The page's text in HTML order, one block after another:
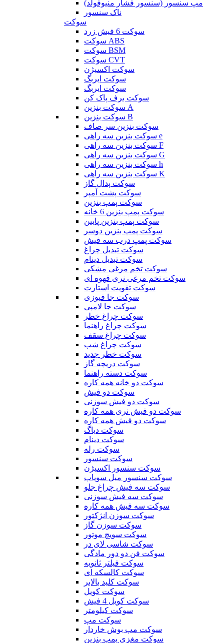
مپ سنسور (سنسور فشار منیوفولد)
ناک سنسور
سوکت
سوکت 6 فیش زرد
سوکت ABS
سوکت BSM
سوکت CVT
سوکت اکسیژن
سوکت ایربگ
سوکت ایربگ
سوکت برف پاک کن
سوکت بنزین A
سوکت بنزین B
سوکت بنزین سر صاف
سوکت بنزین سه راهی e
سوکت بنزین سه راهی F
سوکت بنزین سه راهی G
سوکت بنزین سه راهی h
سوکت بنزین سه راهی K
سوکت پدال گاز
سوکت پشت آمپر
سوکت پمپ بنزین
سوکت پمپ بنزین 6 خانه
سوکت پمپ بنزین پایین
سوکت پمپ بنزین دوسر
سوکت پمپ درب سه فیش
سوکت تبدیل چراغ
سوکت تبدیل دینام
سوکت تخم مرغی مشکی
سوکت تخم مرغی نری قهوه ای
سوکت تقویت استارت
سوکت جا فیوزی
سوکت جا لامپی
سوکت چراغ خطر
سوکت چراغ راهنما
سوکت چراغ سقف
سوکت چراغ شب
سوکت خطر جدید
سوکت دریچه گاز
سوکت دسته راهنما
سوکت دو خانه همه کاره
سوکت دو فیش
سوکت دو فیش سوزنی
سوکت دو فیش نری همه کاره
سوکت دو فیش همه کاره
سوکت دیاگ
سوکت دینام
سوکت رله
سوکت سنسور
سوکت سنسور اکسیژن
سوکت سنسور میل سوپاپ
سوکت سه فیش چراغ جلو
سوکت سه فیش سوزنی
سوکت سه فیش همه کاره
سوکت سوزن انژکتور
سوکت سوزن گاز
سوکت سویچ موتور
سوکت شاسی لای در
سوکت فن دو دور مادگی
سوکت فیلتر ثانویه
سوکت کالسکه ای
سوکت کلید بالابر
سوکت کویل
سوکت کویل 4 فیش
سوکت کیلومتر
سوکت مپ
سوکت مپ بوش خاردار
سوکت مغزی پمپ بنزین